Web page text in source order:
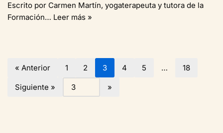
Escrito por Carmen Martín, yogaterapeuta y tutora de la
Formación… Leer más »
« Anterior 1 2 3 4 5 … 18
Siguiente »